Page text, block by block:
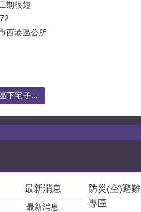
期很短
西港區公所
下宅子...
最新消息
最新消息
防災(空)避難
專區